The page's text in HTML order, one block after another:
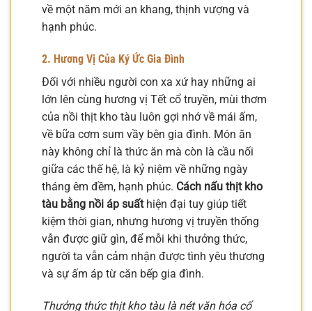
về một năm mới an khang, thịnh vượng và
hạnh phúc.
2. Hương Vị Của Ký Ức Gia Đình
Đối với nhiều người con xa xứ hay những ai
lớn lên cùng hương vị Tết cổ truyền, mùi thơm
của nồi thịt kho tàu luôn gợi nhớ về mái ấm,
về bữa cơm sum vầy bên gia đình. Món ăn
này không chỉ là thức ăn mà còn là cầu nối
giữa các thế hệ, là kỷ niệm về những ngày
tháng êm đềm, hạnh phúc. Cách nấu thịt kho
tàu bằng nồi áp suấthiện đại tuy giúp tiết
kiệm thời gian, nhưng hương vị truyền thống
vẫn được giữ gìn, để mỗi khi thưởng thức,
người ta vẫn cảm nhận được tình yêu thương
và sự ấm áp từ căn bếp gia đình.
Thưởng thức thịt kho tàu là nét văn hóa cổ